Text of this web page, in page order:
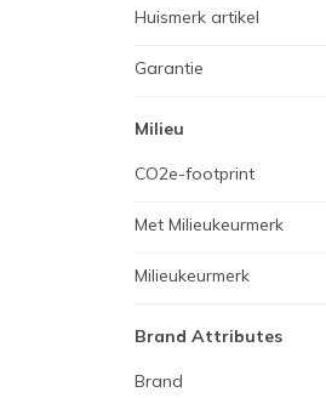
Huismerk artikel
Garantie
Milieu
CO2e-footprint
Met Milieukeurmerk
Milieukeurmerk
Brand Attributes
Brand